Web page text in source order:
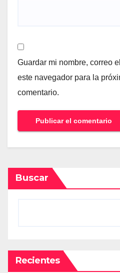
Guardar mi nombre, correo
este navegador para la
comentario.
Buscar
Recientes